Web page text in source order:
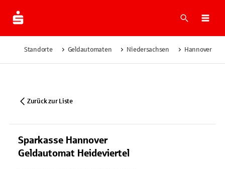
Suche
Standorte Geldautomaten Niedersachsen Hannover
Zurück zur Liste
Sparkasse Hannover
Geldautomat Heideviertel